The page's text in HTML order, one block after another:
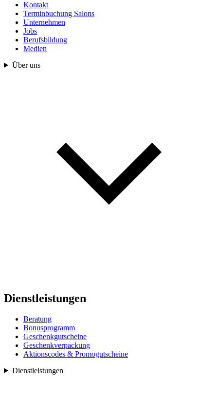
Kontakt
Terminbuchung Salons
Unternehmen
Jobs
Berufsbildung
Medien
Über uns
Dienstleistungen
Beratung
Bonusprogramm
Geschenkgutscheine
Geschenkverpackung
Aktionscodes & Promogutscheine
Dienstleistungen